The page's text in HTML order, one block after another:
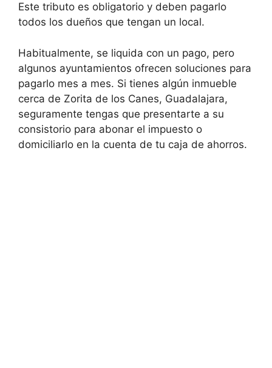
Este tributo es obligatorio y deben pagarlo
todos los dueños que tengan un local.
Habitualmente, se liquida con un pago, pero
algunos ayuntamientos ofrecen soluciones para
pagarlo mes a mes. Si tienes algún inmueble
cerca de Zorita de los Canes, Guadalajara,
seguramente tengas que presentarte a su
consistorio para abonar el impuesto o
domiciliarlo en la cuenta de tu caja de ahorros.